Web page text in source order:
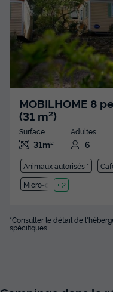
MOBILHOME 8
(31 m²)
Surface
31m²
Adultes
6
Animaux autorisés *
Micro-ondes
+ 2
*Consulter le détail de
spécifiques